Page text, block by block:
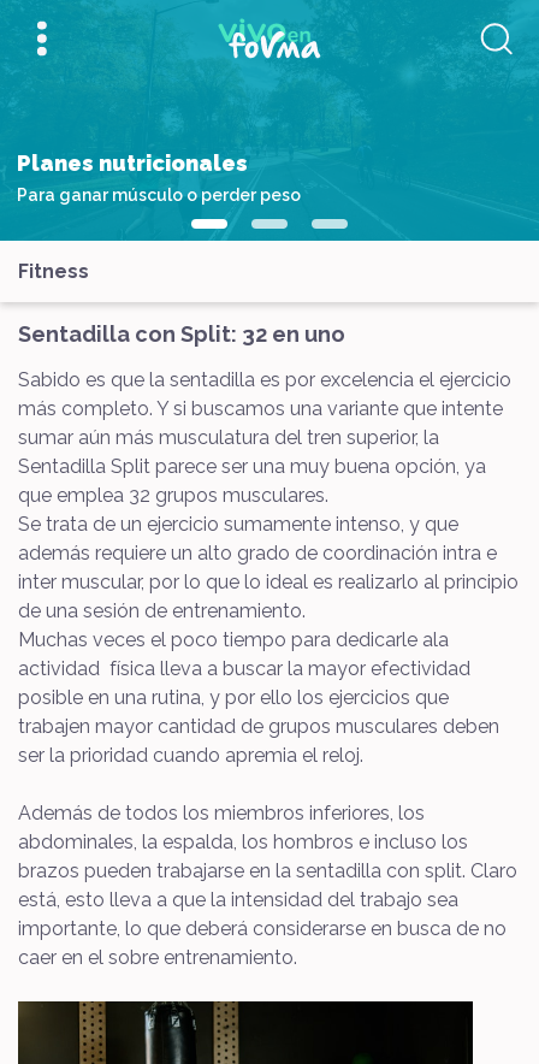
Planes nutricionales
Para ganar músculo o perder peso
Fitness
Sentadilla con Split: 32 en uno
Sabido es que la sentadilla es por excelencia el ejercicio
más completo. Y si buscamos una variante que intente
sumar aún más musculatura del tren superior, la
Sentadilla Split parece ser una muy buena opción, ya
que emplea 32 grupos musculares.
Se trata de un ejercicio sumamente intenso, y que
además requiere un alto grado de coordinación intra e
inter muscular, por lo que lo ideal es realizarlo al principio
de una sesión de entrenamiento.
Muchas veces el poco tiempo para dedicarle ala
actividad física lleva a buscar la mayor efectividad
posible en una rutina, y por ello los ejercicios que
trabajen mayor cantidad de grupos musculares deben
ser la prioridad cuando apremia el reloj.
Además de todos los miembros inferiores, los
abdominales, la espalda, los hombros e incluso los
brazos pueden trabajarse en la sentadilla con split. Claro
está, esto lleva a que la intensidad del trabajo sea
importante, lo que deberá considerarse en busca de no
caer en el sobre entrenamiento.